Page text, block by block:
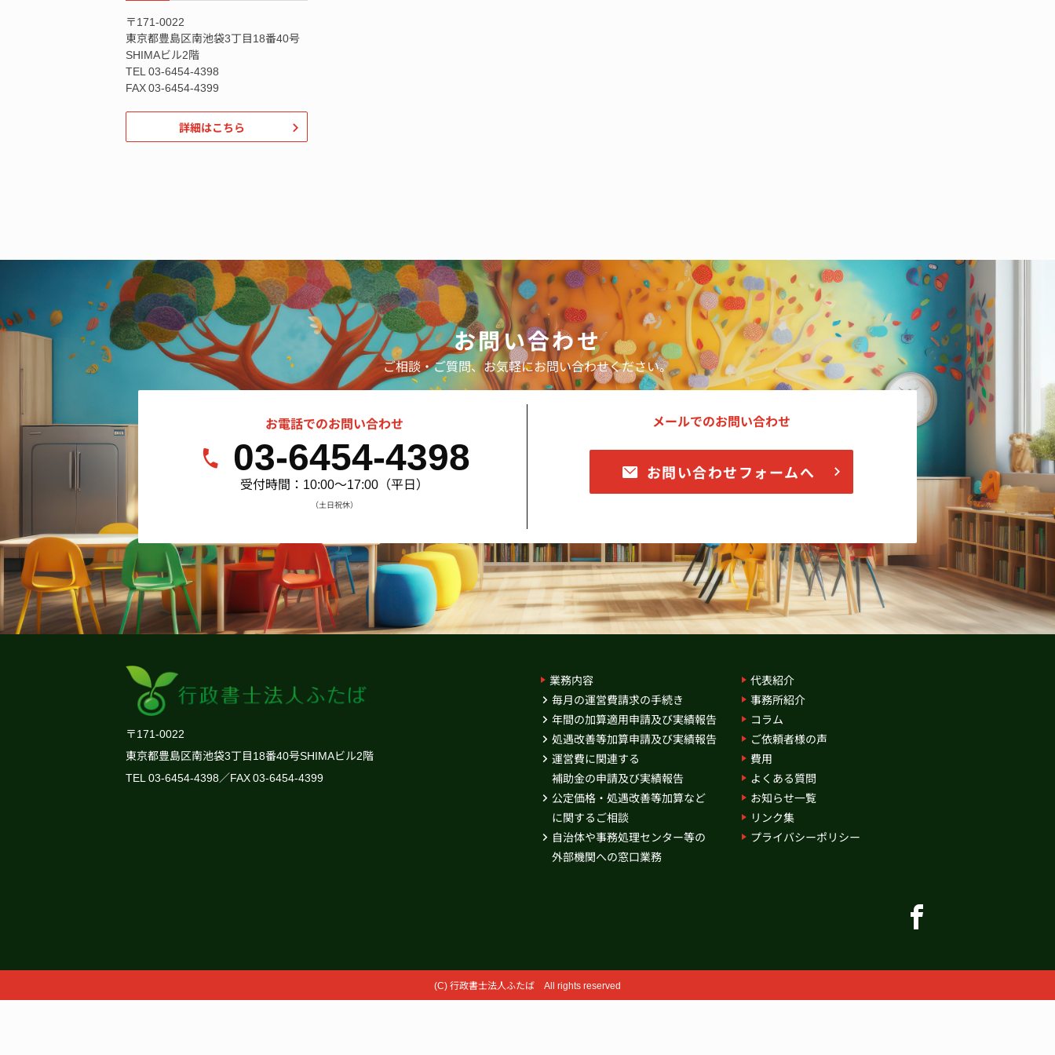
〒171-0022
東京都豊島区南池袋3丁目18番40号
SHIMAビル2階
TEL 03-6454-4398
FAX 03-6454-4399
詳細はこちら
お問い合わせ
ご相談・ご質問、お気軽にお問い合わせください。
お電話でのお問い合わせ
03-6454-4398
受付時間：10:00～17:00（平日）
（土日祝休）
メールでのお問い合わせ
お問い合わせフォームへ
〒171-0022
東京都豊島区南池袋3丁目18番40号SHIMAビル2階
TEL 03-6454-4398／FAX 03-6454-4399
業務内容
毎月の運営費請求の手続き
年間の加算適用申請及び実績報告
処遇改善等加算申請及び実績報告
運営費に関連する
補助金の申請及び実績報告
公定価格・処遇改善等加算など
に関するご相談
自治体や事務処理センター等の
外部機関への窓口業務
代表紹介
事務所紹介
コラム
ご依頼者様の声
費用
よくある質問
お知らせ一覧
リンク集
プライバシーポリシー
(C) 行政書士法人ふたば All rights reserved